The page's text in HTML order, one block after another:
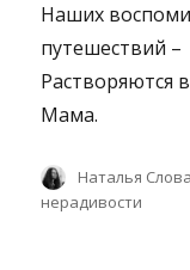
Наших
путешествий –
Растворяются
Мама.
Автор
Наталья
нерадивости